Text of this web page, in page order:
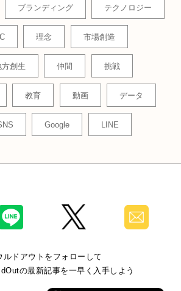
ブランディング テクノロジー
理念 市場創造
創生 仲間 挑戦
教育 動画 データ
Google LINE
ルドアウトをフォローして
の最新記事を一早く入手しよう